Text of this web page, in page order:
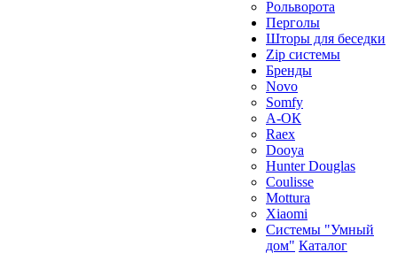
Рольворота
Перголы
Шторы для беседки
Zip системы
Бренды
Novo
Somfy
А-ОК
Raex
Dooya
Hunter Douglas
Coulisse
Mottura
Xiaomi
Системы "Умный
дом" Каталог